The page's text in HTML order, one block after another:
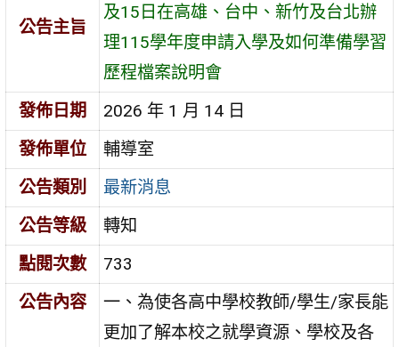
公告主旨
及15日在高雄、台中、新竹及台北辦
理115學年度申請入學及如何準備學習
歷程檔案說明會
發佈日期
2026 年 1 月 14 日
發佈單位
輔導室
公告類別
最新消息
公告等級
轉知
點閱次數
733
公告內容
一、為使各高中學校教師/學生/家長能
更加了解本校之就學資源、學校及各